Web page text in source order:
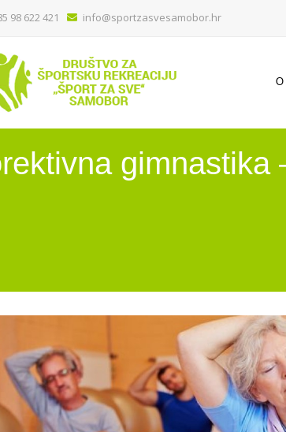
98 622 421 info@sportzasvesamobor.hr
gimnastika